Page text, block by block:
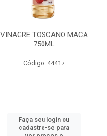
VINAGRE TOSCANO MACA
750ML
Código: 44417
Faça seu login ou
cadastre-se para